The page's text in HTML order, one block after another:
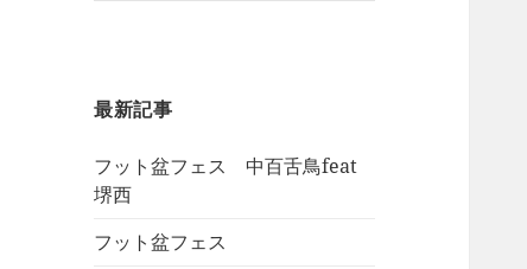
最新記事
フット盆フェス 中百舌鳥feat
堺西
フット盆フェス